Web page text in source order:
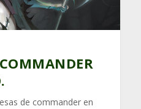
de commander en